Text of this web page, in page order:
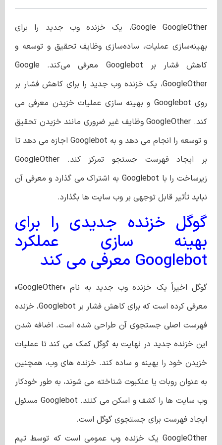
Google GoogleOther، یک خزنده وب جدید را برای
بهینه‌سازی عملیات، ساده‌سازی وظایف تحقیق و توسعه و
کاهش فشار بر Googlebot معرفی می‌کند. Google
GoogleOther، یک خزنده وب جدید را برای کاهش فشار بر
روی Googlebot و بهینه سازی عملیات خزیدن معرفی می
کند. GoogleOther وظایف غیر ضروری مانند خزیدن تحقیق
و توسعه را انجام می دهد و به Googlebot اجازه می دهد تا
بر ایجاد فهرست جستجو تمرکز کند. GoogleOther
زیرساخت را با Googlebot به اشتراک می گذارد و معرفی آن
نباید تأثیر قابل توجهی بر وب سایت ها بگذارد.
گوگل خزنده جدیدی را برای
بهینه سازی عملکرد
Googlebot معرفی می کند
گوگل اخیراً یک خزنده وب جدید به نام «GoogleOther»
معرفی کرده است که برای کاهش فشار بر Googlebot، خزنده
فهرست اصلی جستجوی آن طراحی شده است. اضافه شدن
این خزنده جدید در نهایت به گوگل کمک می کند تا عملیات
خزیدن خود را بهینه و ساده کند. خزنده های وب، همچنین
به عنوان روبات یا عنکبوت شناخته می شوند، به طور خودکار
وب سایت ها را کشف و اسکن می کنند. Googlebot مسئول
ایجاد فهرست برای جستجوی گوگل است.
GoogleOther یک خزنده وب عمومی است که توسط تیم